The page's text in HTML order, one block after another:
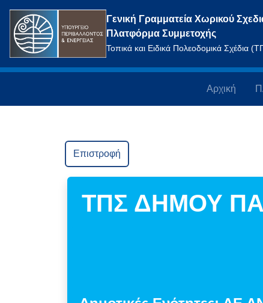
Γενική Γραμματεία Χωρικού
Πλατφόρμα Συμμετοχής
Τοπικά και Ειδικά Πολεοδομικά Σχέδια
Αρχική
Επιστροφή
ΤΠΣ ΔΗΜΟΥ